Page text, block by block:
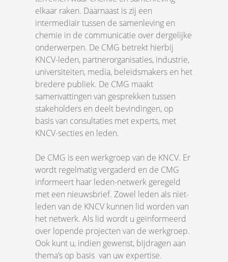
elkaar raken. Daarnaast is zij een
intermediair tussen de samenleving en
chemie in de communicatie over dergelijke
onderwerpen. De CMG betrekt hierbij
KNCV-leden, partnerorganisaties, industrie,
universiteiten, media, beleidsmakers en het
bredere publiek. De CMG maakt
samenvattingen van gesprekken tussen
stakeholders en deelt bevindingen, op
basis van consultaties met experts, met
KNCV-secties en leden.
De CMG is een werkgroep van de KNCV. Er
wordt regelmatig vergaderd en de CMG
informeert haar leden-netwerk geregeld
met een nieuwsbrief. Zowel leden als niet-
leden van de KNCV kunnen lid worden van
het netwerk. Als lid wordt u geïnformeerd
over lopende projecten van de werkgroep.
Ook kunt u, indien gewenst, bijdragen aan
thema’s op basis van uw expertise.